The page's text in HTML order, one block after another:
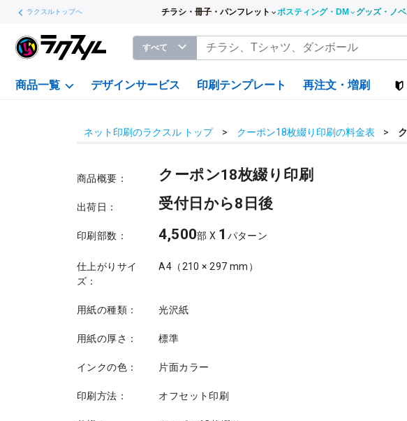
ラクスルトップへ チラシ・冊子・パンフレット ポスティング・DM グッズ・ノ
すべて
商品一覧 デザインサービス 印刷テンプレート 再注文・増刷
ネット印刷のラクスル トップ クーポン18枚綴り印刷の料金表
商品概要： クーポン18枚綴り印刷
出荷日： 受付日から8日後
印刷部数： 4,500部 X 1 パターン
仕上がりサイ
ズ：
A4（210 × 297 mm）
用紙の種類： 光沢紙
用紙の厚さ： 標準
インクの色： 片面カラー
印刷方法： オフセット印刷